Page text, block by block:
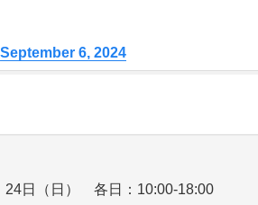
September 6, 2024
24日（日） 各日：10:00-18:00